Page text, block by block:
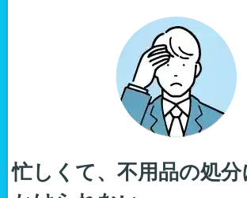
忙しくて、不用品の処分